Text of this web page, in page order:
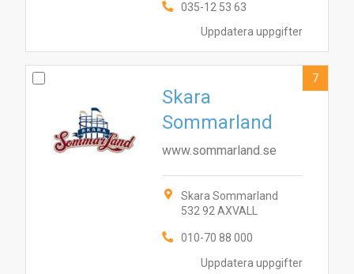
Uppdatera uppgifter
035-12 53 63
Uppdatera uppgifter
Skara
Sommarland
www.sommarland.se
Skara Sommarland
532 92 AXVALL
010-70 88 000
7